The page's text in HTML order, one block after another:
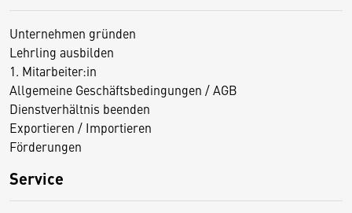
Unternehmen gründen
Lehrling ausbilden
1. Mitarbeiter:in
Allgemeine Geschäftsbedingungen / AGB
Dienstverhältnis beenden
Exportieren / Importieren
Förderungen
Service